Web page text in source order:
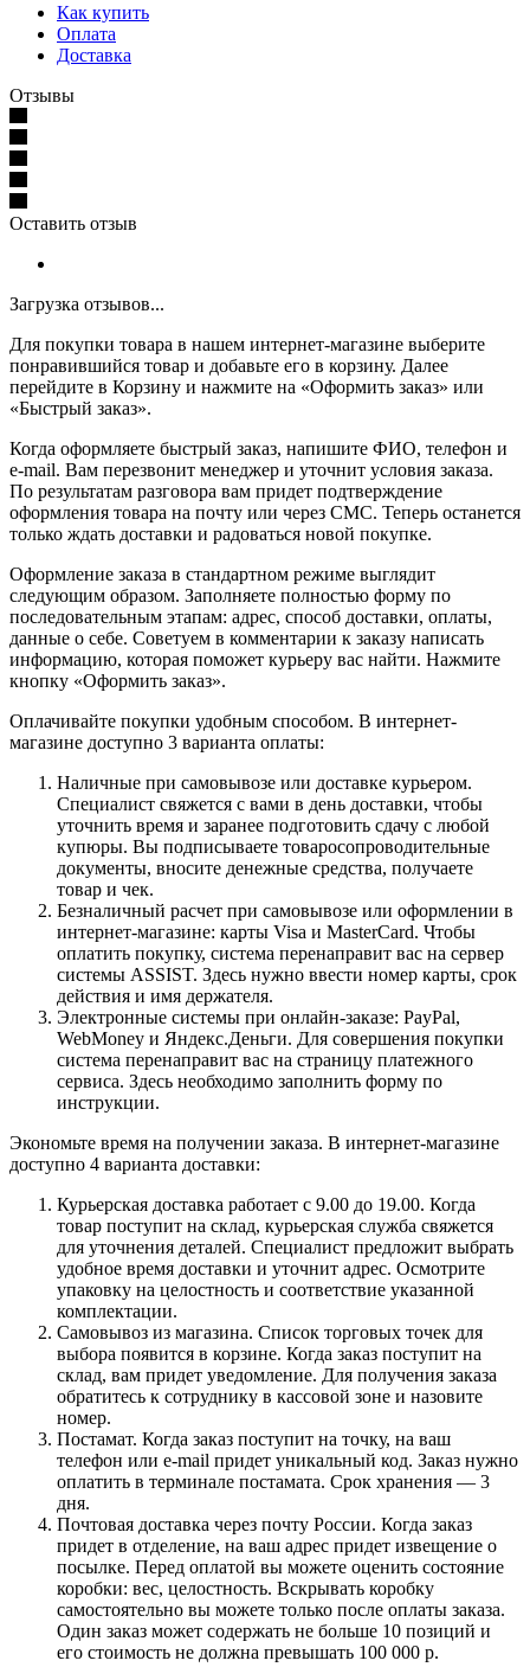
Как купить
Оплата
Доставка
Отзывы
Оставить отзыв
Загрузка отзывов...
Для покупки товара в нашем интернет-магазине выберите
понравившийся товар и добавьте его в корзину. Далее
перейдите в Корзину и нажмите на «Оформить заказ» или
«Быстрый заказ».
Когда оформляете быстрый заказ, напишите ФИО, телефон и
e-mail. Вам перезвонит менеджер и уточнит условия заказа.
По результатам разговора вам придет подтверждение
оформления товара на почту или через СМС. Теперь останется
только ждать доставки и радоваться новой покупке.
Оформление заказа в стандартном режиме выглядит
следующим образом. Заполняете полностью форму по
последовательным этапам: адрес, способ доставки, оплаты,
данные о себе. Советуем в комментарии к заказу написать
информацию, которая поможет курьеру вас найти. Нажмите
кнопку «Оформить заказ».
Оплачивайте покупки удобным способом. В интернет-
магазине доступно 3 варианта оплаты:
Наличные при самовывозе или доставке курьером.
Специалист свяжется с вами в день доставки, чтобы
уточнить время и заранее подготовить сдачу с любой
купюры. Вы подписываете товаросопроводительные
документы, вносите денежные средства, получаете
товар и чек.
Безналичный расчет при самовывозе или оформлении в
интернет-магазине: карты Visa и MasterCard. Чтобы
оплатить покупку, система перенаправит вас на сервер
системы ASSIST. Здесь нужно ввести номер карты, срок
действия и имя держателя.
Электронные системы при онлайн-заказе: PayPal,
WebMoney и Яндекс.Деньги. Для совершения покупки
система перенаправит вас на страницу платежного
сервиса. Здесь необходимо заполнить форму по
инструкции.
Экономьте время на получении заказа. В интернет-магазине
доступно 4 варианта доставки:
Курьерская доставка работает с 9.00 до 19.00. Когда
товар поступит на склад, курьерская служба свяжется
для уточнения деталей. Специалист предложит выбрать
удобное время доставки и уточнит адрес. Осмотрите
упаковку на целостность и соответствие указанной
комплектации.
Самовывоз из магазина. Список торговых точек для
выбора появится в корзине. Когда заказ поступит на
склад, вам придет уведомление. Для получения заказа
обратитесь к сотруднику в кассовой зоне и назовите
номер.
Постамат. Когда заказ поступит на точку, на ваш
телефон или e-mail придет уникальный код. Заказ нужно
оплатить в терминале постамата. Срок хранения — 3
дня.
Почтовая доставка через почту России. Когда заказ
придет в отделение, на ваш адрес придет извещение о
посылке. Перед оплатой вы можете оценить состояние
коробки: вес, целостность. Вскрывать коробку
самостоятельно вы можете только после оплаты заказа.
Один заказ может содержать не больше 10 позиций и
его стоимость не должна превышать 100 000 р.